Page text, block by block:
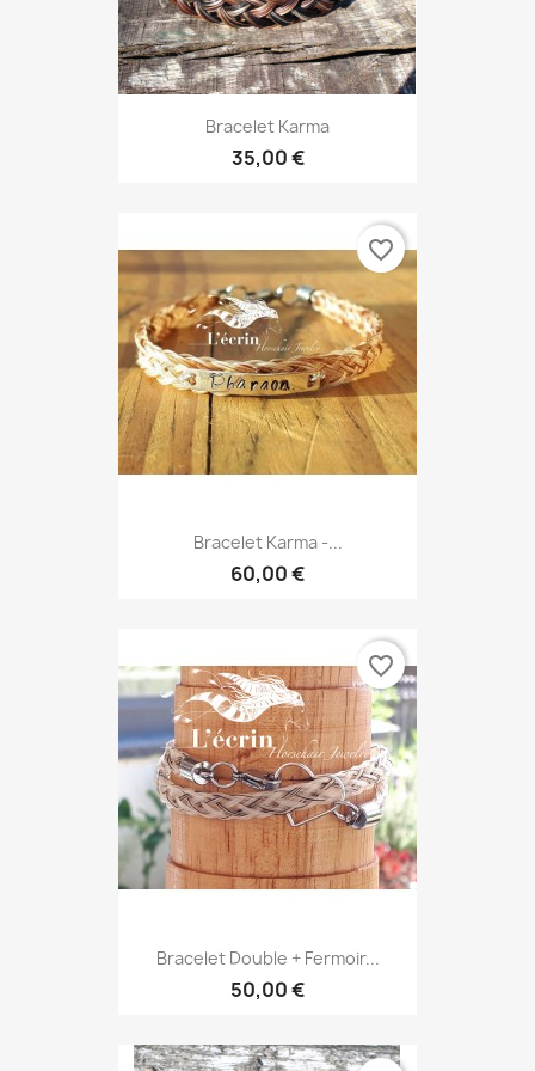
Bracelet Karma
35,00 €
Bracelet Karma -...
60,00 €
favorite_border
Bracelet Double + Fermoir...
50,00 €
favorite_border